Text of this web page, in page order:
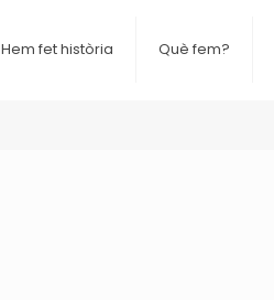
Hem fet història Què fem?